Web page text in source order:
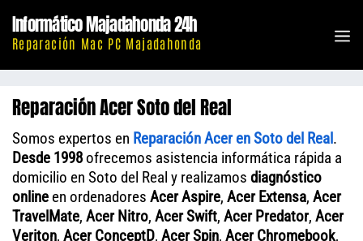
contenido
Informático Majadahonda 24h
Reparación Mac PC Majadahonda
Reparación Acer Soto del Real
Somos expertos en Reparación Acer en Soto del Real.
Desde 1998ofrecemos asistencia informática rápida a
domicilio en Soto del Real y realizamos diagnóstico
online en ordenadores Acer Aspire, Acer Extensa, Acer
TravelMate, Acer Nitro, Acer Swift, Acer Predator, Acer
Veriton, Acer ConceptD, Acer Spin, Acer Chromebook,